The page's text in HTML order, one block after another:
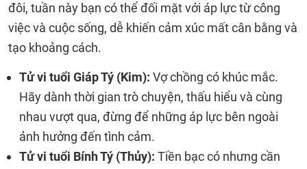
đôi, tuần này bạn có thể đối mặt với áp lực từ công
việc và cuộc sống, dễ khiến cảm xúc mất cân bằng và
tạo khoảng cách.
Tử vi tuổi Giáp Tý (Kim): Vợ chồng có khúc mắc.
Hãy dành thời gian trò chuyện, thấu hiểu và cùng
nhau vượt qua, đừng để những áp lực bên ngoài
ảnh hưởng đến tình cảm.
Tử vi tuổi Bính Tý (Thủy): Tiền bạc có nhưng cần